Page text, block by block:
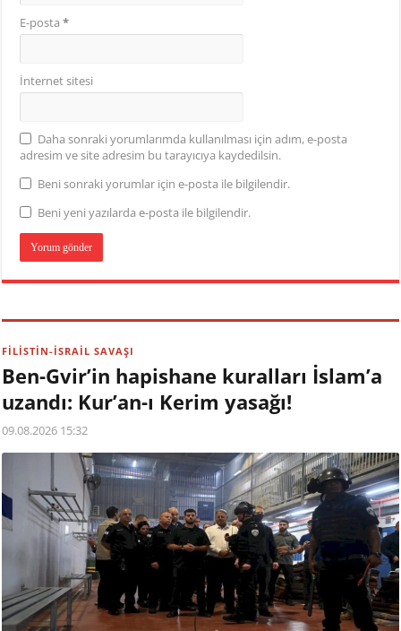
E-posta*
İnternet sitesi
Daha sonraki yorumlarımda kullanılması için adım, e-posta
adresim ve site adresim bu tarayıcıya kaydedilsin.
Beni sonraki yorumlar için e-posta ile bilgilendir.
Beni yeni yazılarda e-posta ile bilgilendir.
FİLİSTİN-İSRAİL SAVAŞI
Ben-Gvir’in hapishane kuralları İslam’a
uzandı: Kur’an-ı Kerim yasağı!
09.08.2026 15:32